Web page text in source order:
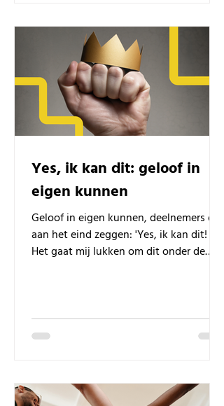
Yes, ik kan dit: geloof in
eigen kunnen
Geloof in eigen kunnen, deelnemers die
aan het eind zeggen: 'Yes, ik kan dit!
Het gaat mij lukken om dit onder de